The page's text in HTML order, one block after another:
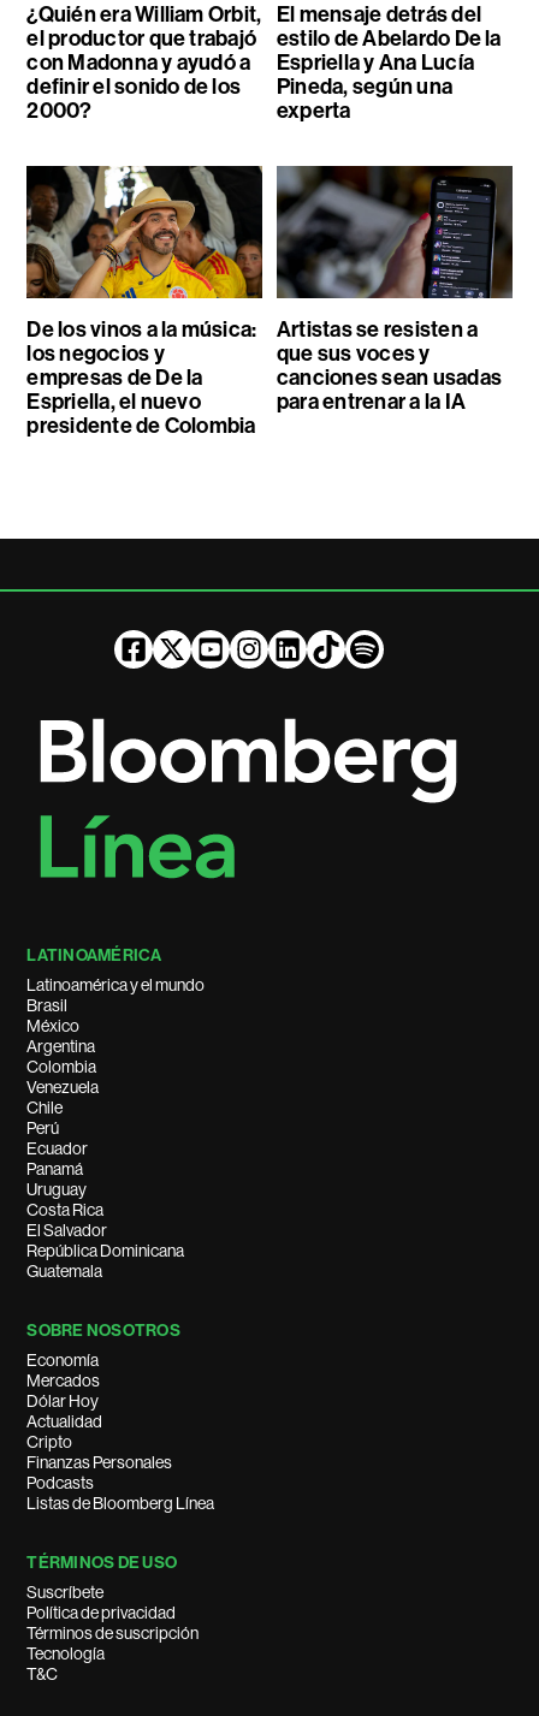
¿Quién era William Orbit,
el productor que trabajó
con Madonna y ayudó a
definir el sonido de los
2000?
El mensaje detrás del
estilo de Abelardo De la
Espriella y Ana Lucía
Pineda, según una
experta
De los vinos a la música:
los negocios y
empresas de De la
Espriella, el nuevo
presidente de Colombia
Artistas se resisten a
que sus voces y
canciones sean usadas
para entrenar a la IA
LATINOAMÉRICA
Latinoamérica y el mundo
Brasil
México
Argentina
Colombia
Venezuela
Chile
Perú
Ecuador
Panamá
Uruguay
Costa Rica
El Salvador
República Dominicana
Guatemala
SOBRE NOSOTROS
Economía
Mercados
Dólar Hoy
Actualidad
Cripto
Finanzas Personales
Podcasts
Listas de Bloomberg Línea
TÉRMINOS DE USO
Suscríbete
Política de privacidad
Términos de suscripción
Tecnología
T&C